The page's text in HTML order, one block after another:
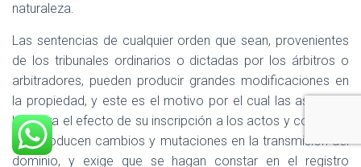
naturaleza.
Las sentencias de cualquier orden que sean, provenientes
de los tribunales ordinarios o dictadas por los árbitros o
arbitradores, pueden producir grandes modificaciones en
la propiedad, y este es el motivo por el cual las asimila la
ley, para el efecto de su inscripción a los actos y contratos
que producen cambios y mutaciones en la transmisión del
dominio, y exige que se hagan constar en el registro